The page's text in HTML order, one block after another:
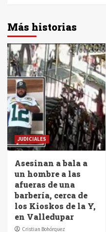
Más historias
JUDICIALES
Asesinan a bala a
un hombre a las
afueras de una
barbería, cerca de
los Kioskos de la Y,
en Valledupar
Cristian Bohórquez